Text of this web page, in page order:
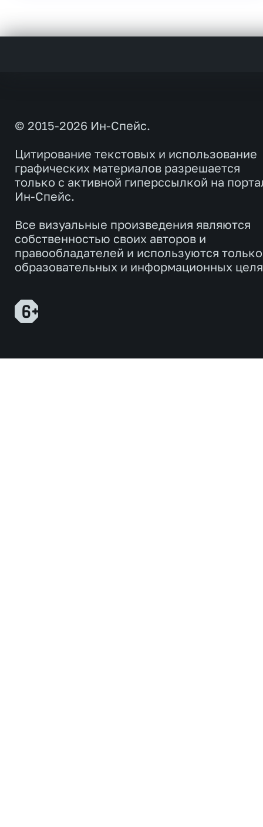
© 2015-2026 Ин-Спейс.
Цитирование текстовых и использование
графических материалов разрешается
только с активной гиперссылкой на
Ин-Спейс.
Все визуальные произведения являются
собственностью своих авторов и
правообладателей и используются
образовательных и информационных